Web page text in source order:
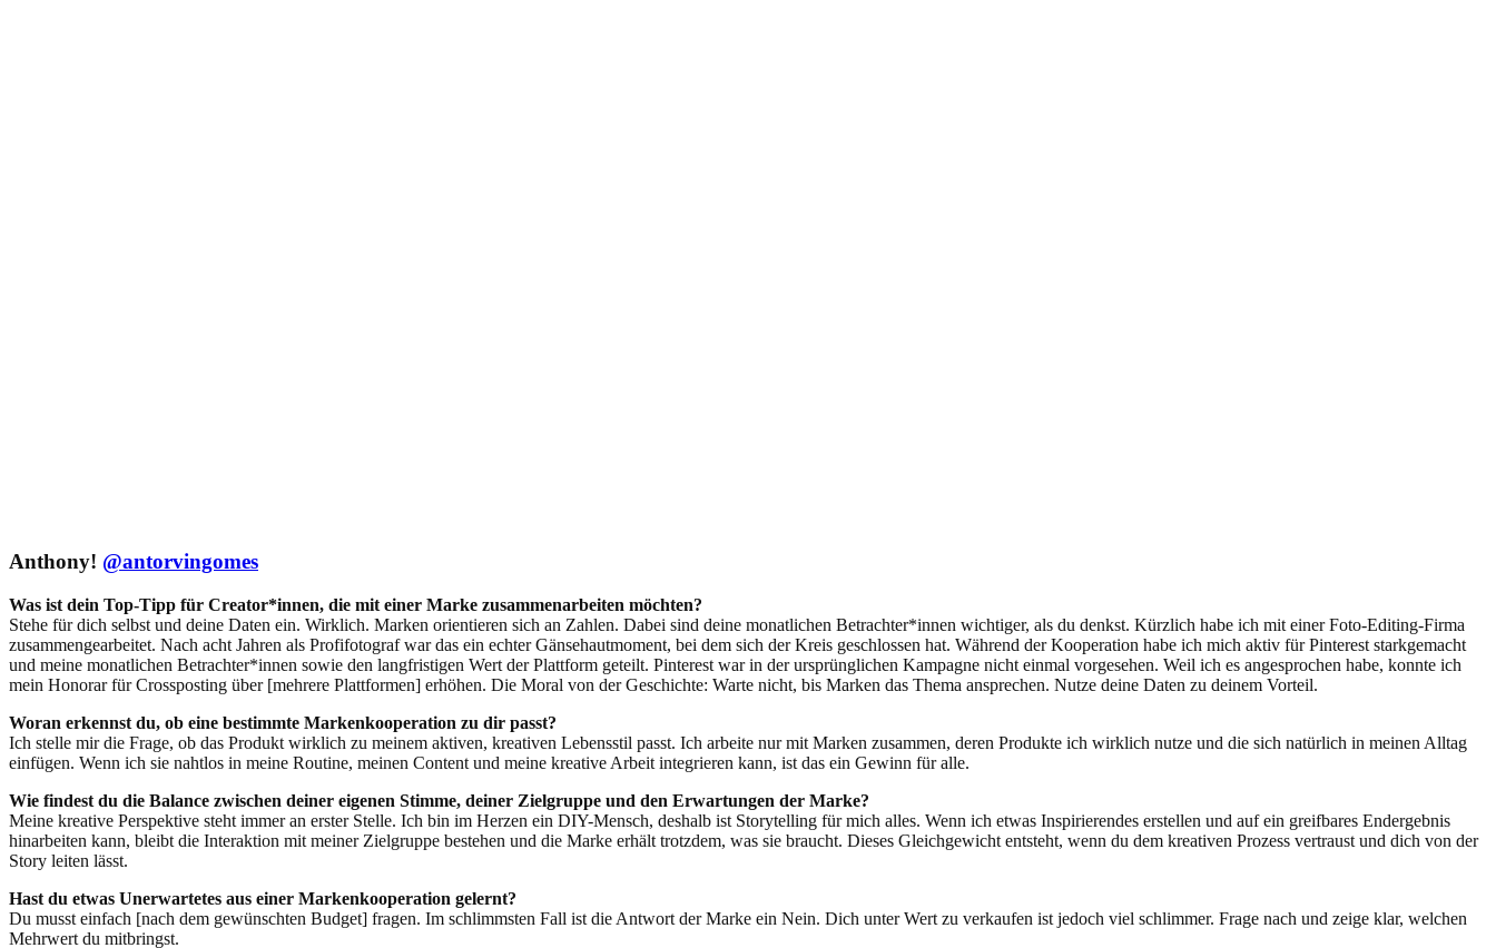
Anthony! @antorvingomes
Was ist dein Top-Tipp für Creator*innen, die mit einer Marke zusammenarbeiten möchten?
Stehe für dich selbst und deine Daten ein. Wirklich. Marken orientieren sich an Zahlen. Dabei sind deine monatlichen Betrachter*innen wichtiger, als du denkst. Kürzlich habe ich mit einer Foto-Editing-Firma
zusammengearbeitet. Nach acht Jahren als Profifotograf war das ein echter Gänsehautmoment, bei dem sich der Kreis geschlossen hat. Während der Kooperation habe ich mich aktiv für Pinterest starkgemacht
und meine monatlichen Betrachter*innen sowie den langfristigen Wert der Plattform geteilt. Pinterest war in der ursprünglichen Kampagne nicht einmal vorgesehen. Weil ich es angesprochen habe, konnte ich
mein Honorar für Crossposting über [mehrere Plattformen] erhöhen. Die Moral von der Geschichte: Warte nicht, bis Marken das Thema ansprechen. Nutze deine Daten zu deinem Vorteil.
Woran erkennst du, ob eine bestimmte Markenkooperation zu dir passt?
Ich stelle mir die Frage, ob das Produkt wirklich zu meinem aktiven, kreativen Lebensstil passt. Ich arbeite nur mit Marken zusammen, deren Produkte ich wirklich nutze und die sich natürlich in meinen Alltag
einfügen. Wenn ich sie nahtlos in meine Routine, meinen Content und meine kreative Arbeit integrieren kann, ist das ein Gewinn für alle.
Wie findest du die Balance zwischen deiner eigenen Stimme, deiner Zielgruppe und den Erwartungen der Marke?
Meine kreative Perspektive steht immer an erster Stelle. Ich bin im Herzen ein DIY-Mensch, deshalb ist Storytelling für mich alles. Wenn ich etwas Inspirierendes erstellen und auf ein greifbares Endergebnis
hinarbeiten kann, bleibt die Interaktion mit meiner Zielgruppe bestehen und die Marke erhält trotzdem, was sie braucht. Dieses Gleichgewicht entsteht, wenn du dem kreativen Prozess vertraust und dich von der
Story leiten lässt.
Hast du etwas Unerwartetes aus einer Markenkooperation gelernt?
Du musst einfach [nach dem gewünschten Budget] fragen. Im schlimmsten Fall ist die Antwort der Marke ein Nein. Dich unter Wert zu verkaufen ist jedoch viel schlimmer. Frage nach und zeige klar, welchen
Mehrwert du mitbringst.